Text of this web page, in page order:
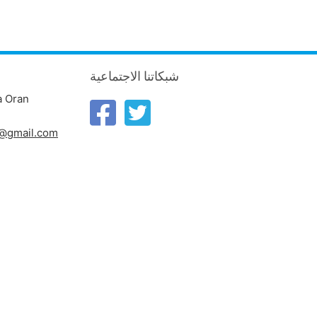
Oran
شبكاتنا الاجتماعية